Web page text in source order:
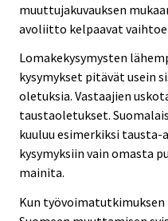
muuttujakuvauksen
avoliitto kelpaavat
Lomakekysymysten
kysymykset pitävät usein
oletuksia. Vastaajien
taustaoletukset.
kuuluu esimerkiksi
kysymyksiin vain omasta
mainita.
Kun työvoimatutkimuksen